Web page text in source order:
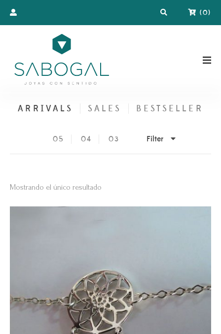
(0)
ARRIVALS SALES BESTSELLER
05 04 03 Filter
Mostrando el único resultado